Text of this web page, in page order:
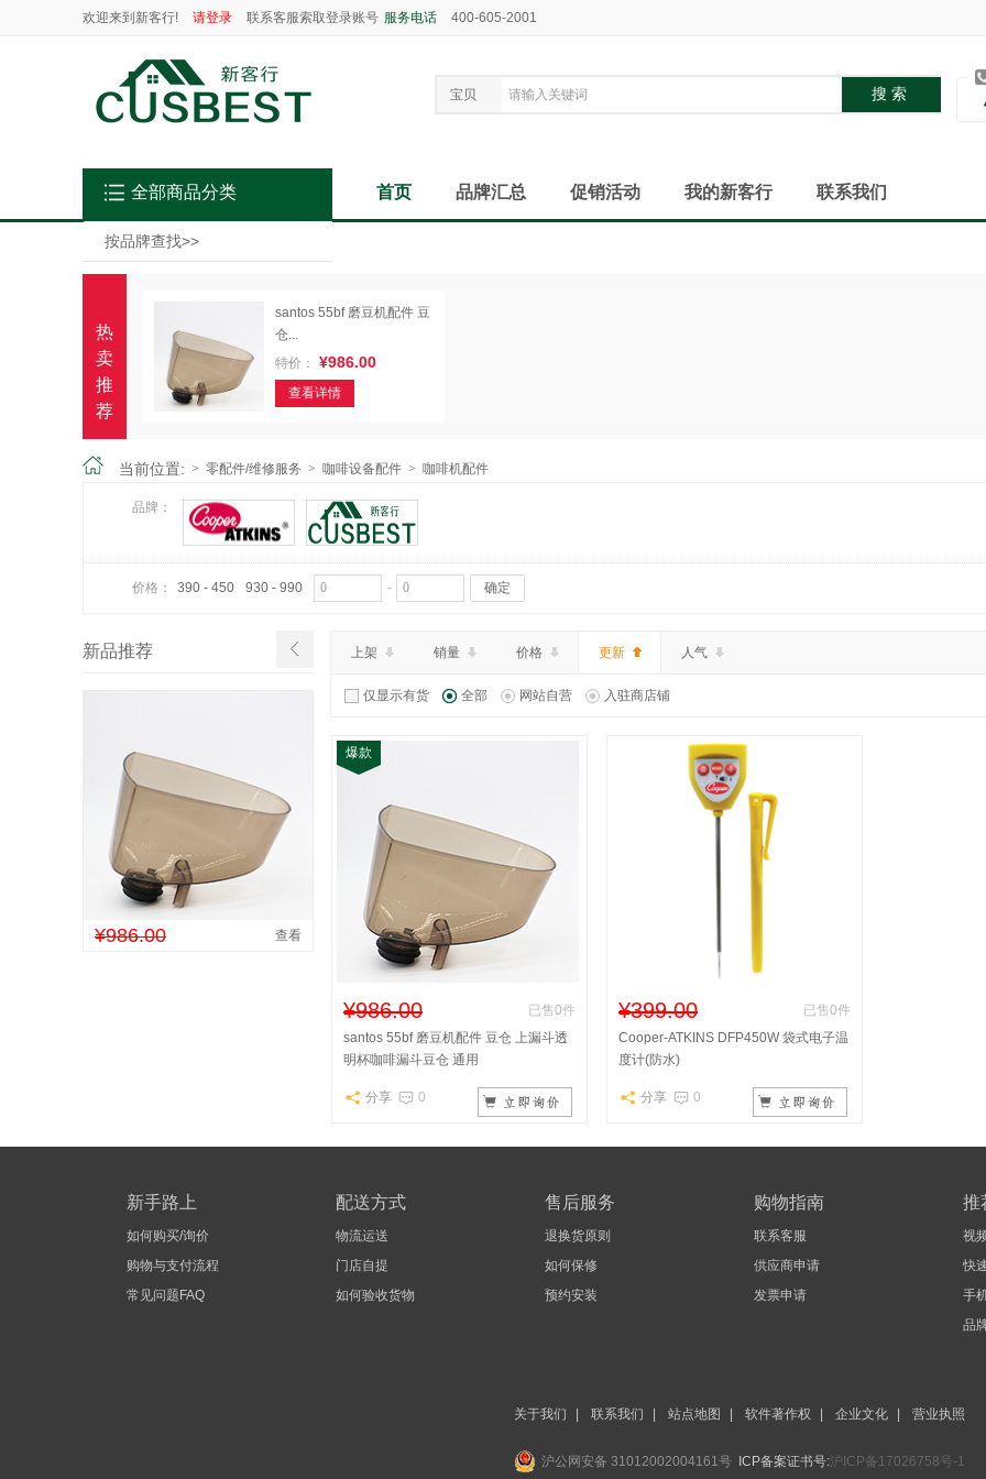
欢迎来到新客行! 请登录 联系客服索取登录账号 服务电话 400-605-2001
宝贝
按品牌查找>>
全部商品分类 首页 品牌汇总 促销活动 我的新客行 联系我们
热
卖
推
荐
santos 55bf 磨豆机配件 豆
仓...
特价：
¥986.00
查看详情
当前位置: > 零配件/维修服务 > 咖啡设备配件 > 咖啡机配件
品牌：
价格： 390 - 450 930 - 990 确定
新品推荐
¥986.00 查看
上架 销量 价格 更新 人气
仅显示有货 全部 网站自营 入驻商店铺
爆款
¥986.00
已售0件
santos 55bf 磨豆机配件 豆仓 上漏斗透
明杯咖啡漏斗豆仓 通用
分享 0
¥399.00
已售0件
Cooper-ATKINS DFP450W 袋式电子温
度计(防水)
分享 0
新手路上
如何购买/询价
购物与支付流程
常见问题FAQ
配送方式
物流运送
门店自提
如何验收货物
售后服务
退换货原则
如何保修
预约安装
购物指南
联系客服
供应商申请
发票申请
推
视
快
手
品
关于我们 联系我们 站点地图 软件著作权 企业文化 营业执照
沪公网安备 31012002004161号 ICP备案证书号:沪ICP备17026758号-1